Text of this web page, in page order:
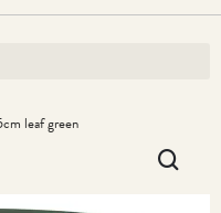
leaf green